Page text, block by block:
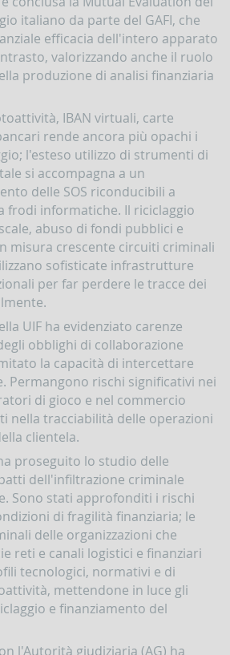
italiano da parte del GAFI, che
efficacia dell'intero apparato
valorizzando anche il ruolo
produzione di analisi finanziaria
IBAN virtuali, carte
rende ancora più opachi i
l'esteso utilizzo di strumenti di
si accompagna a un
delle SOS riconducibili a
frodi informatiche. Il riciclaggio
abuso di fondi pubblici e
misura crescente circuiti criminali
sofisticate infrastrutture
per far perdere le tracce dei
UIF ha evidenziato carenze
obblighi di collaborazione
la capacità di intercettare
Permangono rischi significativi nei
di gioco e nel commercio
nella tracciabilità delle operazioni
clientela.
proseguito lo studio delle
dell'infiltrazione criminale
Sono stati approfonditi i rischi
di fragilità finanziaria; le
delle organizzazioni che
reti e canali logistici e finanziari
tecnologici, normativi e di
mettendone in luce gli
e finanziamento del
l'Autorità giudiziaria (AG) ha